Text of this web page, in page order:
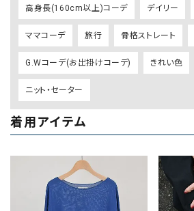
高身長(160cm以上)コーデ デイリー
ママコーデ 旅行 骨格ストレート
G.Wコーデ(お出掛けコーデ) きれい色
ニット・セーター
着用アイテム